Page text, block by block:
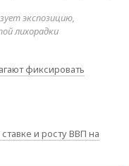
экспозицию,
лихорадки
фиксировать
и росту ВВП на